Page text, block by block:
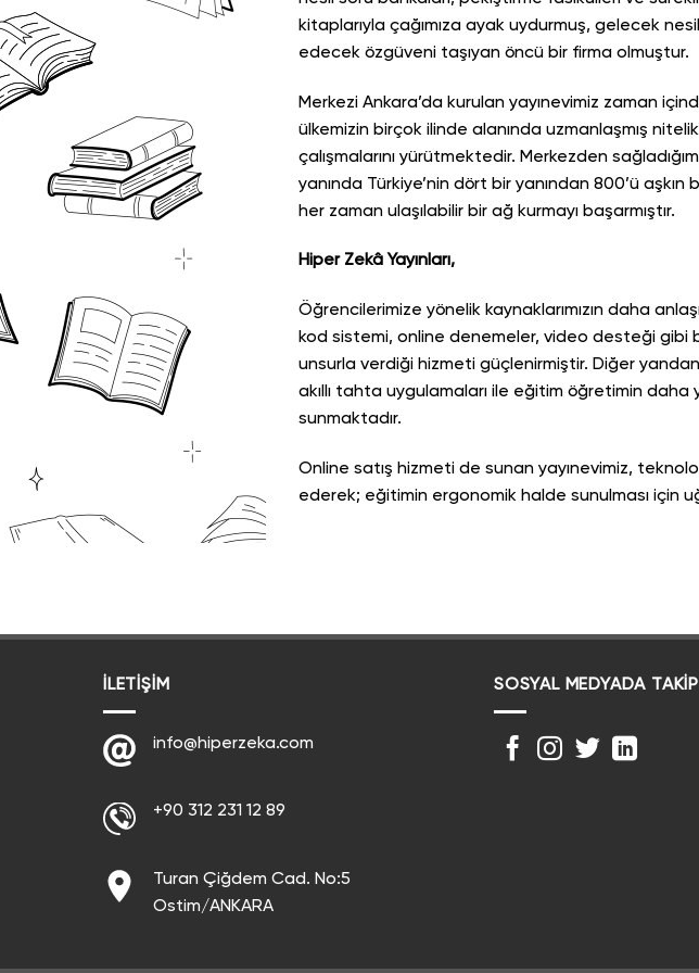
kitaplarıyla çağımıza ayak uydurmuş, gelecek
edecek özgüveni taşıyan öncü bir firma olmuştur.
Merkezi Ankara’da kurulan yayınevimiz zaman
ülkemizin birçok ilinde alanında uzmanlaşmış
çalışmalarını yürütmektedir. Merkezden
yanında Türkiye’nin dört bir yanından 800’ü aşkın
her zaman ulaşılabilir bir ağ kurmayı başarmıştır.
Hiper Zekâ Yayınları,
Öğrencilerimize yönelik kaynaklarımızın daha
kod sistemi, online denemeler, video desteği gibi
unsurla verdiği hizmeti güçlenirmiştir. Diğer
akıllı tahta uygulamaları ile eğitim öğretimin daha
sunmaktadır.
Online satış hizmeti de sunan yayınevimiz,
ederek; eğitimin ergonomik halde sunulması için
İLETIŞIM
info@hiperzeka.com
+90 312 231 12 89
Turan Çiğdem Cad. No:5
Ostim/ANKARA
SOSYAL MEDYADA